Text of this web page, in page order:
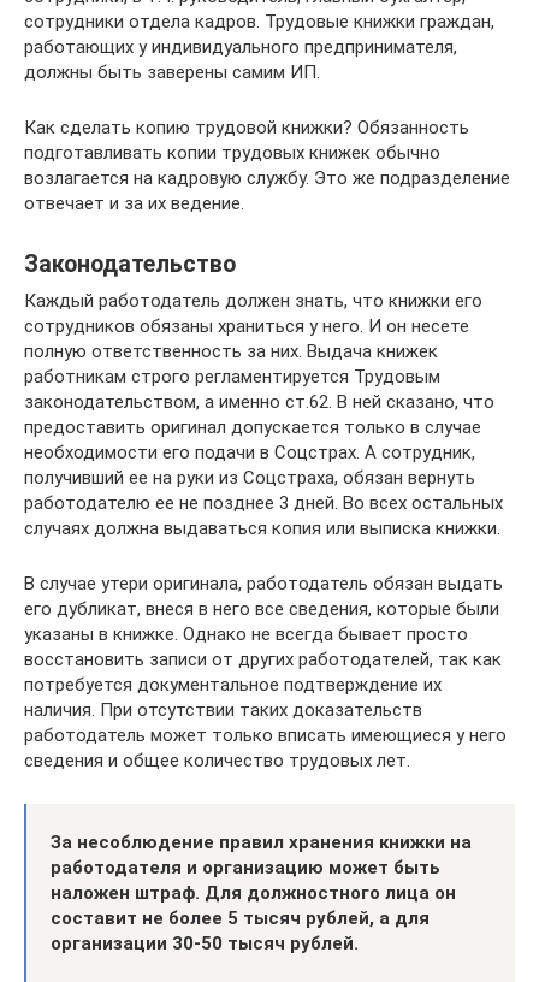
сотрудники отдела кадров. Трудовые книжки граждан,
работающих у индивидуального предпринимателя,
должны быть заверены самим ИП.
Как сделать копию трудовой книжки? Обязанность
подготавливать копии трудовых книжек обычно
возлагается на кадровую службу. Это же подразделение
отвечает и за их ведение.
Законодательство
Каждый работодатель должен знать, что книжки его
сотрудников обязаны храниться у него. И он несете
полную ответственность за них. Выдача книжек
работникам строго регламентируется Трудовым
законодательством, а именно ст.62. В ней сказано, что
предоставить оригинал допускается только в случае
необходимости его подачи в Соцстрах. А сотрудник,
получивший ее на руки из Соцстраха, обязан вернуть
работодателю ее не позднее 3 дней. Во всех остальных
случаях должна выдаваться копия или выписка книжки.
В случае утери оригинала, работодатель обязан выдать
его дубликат, внеся в него все сведения, которые были
указаны в книжке. Однако не всегда бывает просто
восстановить записи от других работодателей, так как
потребуется документальное подтверждение их
наличия. При отсутствии таких доказательств
работодатель может только вписать имеющиеся у него
сведения и общее количество трудовых лет.
За несоблюдение правил хранения книжки на
работодателя и организацию может быть
наложен штраф. Для должностного лица он
составит не более 5 тысяч рублей, а для
организации 30-50 тысяч рублей.